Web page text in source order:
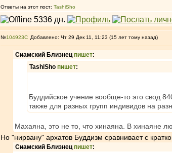
Ответы на этот пост: TashiSho
№104923 Добавлено: Чт 29 Дек 11, 11:23 (15 лет тому назад)
Сиамский Близнецпишет:
TashiSho пишет:
Буддийское учение вообще-то это свод
также для разных групп индивидов на
Махаяна, это не то, что хинаяна. В хинаяне
Но "нирвану" архатов Буддизм сравнивает с
Сиамский Близнецпишет: